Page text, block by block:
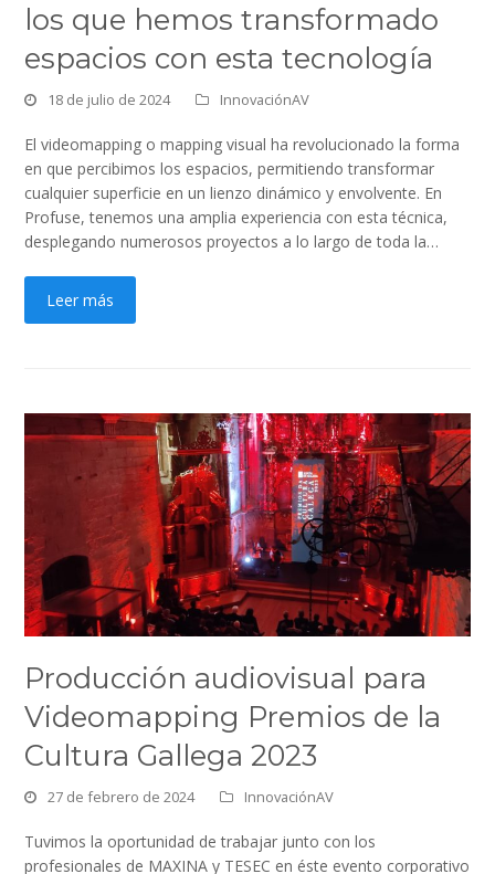
los que hemos transformado
espacios con esta tecnología
18 de julio de 2024 InnovaciónAV
El videomapping o mapping visual ha revolucionado la forma
en que percibimos los espacios, permitiendo transformar
cualquier superficie en un lienzo dinámico y envolvente. En
Profuse, tenemos una amplia experiencia con esta técnica,
desplegando numerosos proyectos a lo largo de toda la…
Leer más
Producción audiovisual para
Videomapping Premios de la
Cultura Gallega 2023
27 de febrero de 2024 InnovaciónAV
Tuvimos la oportunidad de trabajar junto con los
profesionales de MAXINA y TESEC en éste evento corporativo